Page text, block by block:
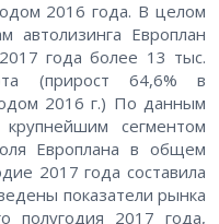
2016 года. В целом
автолизинга Европлан
года более 13 тыс.
(прирост 64,6% в
2016 г.) По данным
сегментом
Европлана в общем
2017 года составила
показатели рынка
полугодия 2017 года,